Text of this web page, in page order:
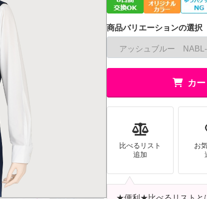
商品バリエーションの選択
カ
比べるリスト
追加
お